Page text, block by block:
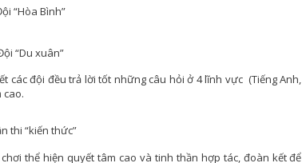
“Hòa Bình”
“Du xuân”
các đội đều trả lời tốt những câu hỏi ở 4 lĩnh vực (Tiếng Anh,
cao.
thi “kiến thức”
thể hiện quyết tâm cao và tinh thần hợp tác, đoàn kết để